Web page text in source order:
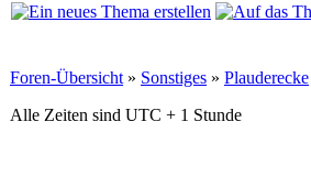
Foren-Übersicht » Sonstiges » Plauderecke
Alle Zeiten sind UTC + 1 Stunde